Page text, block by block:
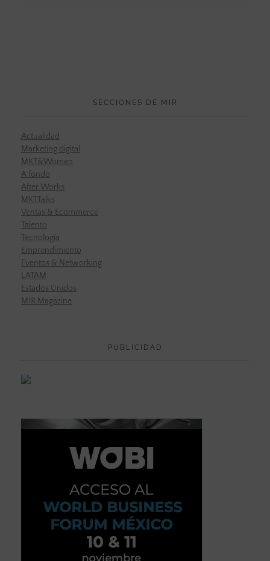
SECCIONES DE MIR
Actualidad
Marketing digital
MKT&Women
A fondo
After Works
MKTTalks
Ventas & Ecommerce
Talento
Tecnología
Emprendimiento
Eventos & Networking
LATAM
Estados Unidos
MIR Magazine
PUBLICIDAD